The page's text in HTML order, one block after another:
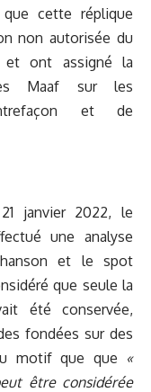
cette réplique
non autorisée du
et ont assigné la
Maaf sur les
et de
janvier 2022, le
une analyse
et le spot
que seule la
été conservée,
fondées sur des
motif que que «
être considérée